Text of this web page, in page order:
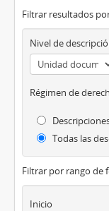
Filtrar resultados
Nivel de
Todas las
Filtrar por rango de
Inicio